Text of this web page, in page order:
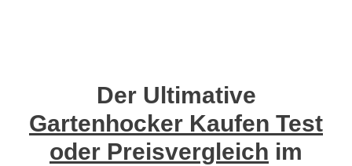
Der Ultimative
Gartenhocker Kaufen Test
oder Preisvergleich im